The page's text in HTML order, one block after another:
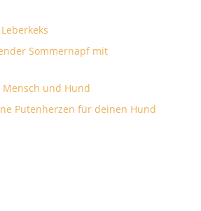
Sommernapf mit
und Hund
Putenherzen für deinen Hund